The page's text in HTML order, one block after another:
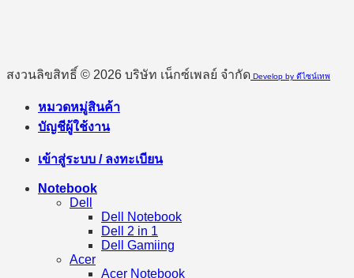
สงวนลิขสิทธิ์ © 2026 บริษัท เน็กซ์เพลย์ จำกัด Develop by ดีไซน์เทพ
หมวดหมู่สินค้า
บัญชีผู้ใช้งาน
เข้าสู่ระบบ / ลงทะเบียน
Notebook
Dell
Dell Notebook
Dell 2 in 1
Dell Gamiing
Acer
Acer Notebook